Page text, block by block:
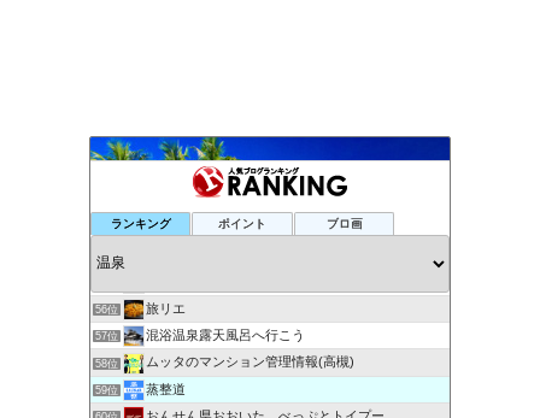
ランキング ポイント ブロ画
南紀白浜、甘露の湯『望海』若女将日記
53位 三代目若女将の宿帳
54位
56位 旅リエ
57位 混浴温泉露天風呂へ行こう
58位 ムッタのマンション管理情報(高槻)
59位 蒸整道